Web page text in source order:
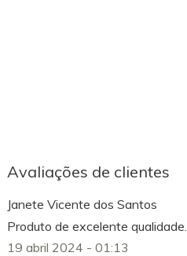
Avaliações de clientes
Janete Vicente dos Santos
Produto de excelente qualidade.
19 abril 2024 - 01:13